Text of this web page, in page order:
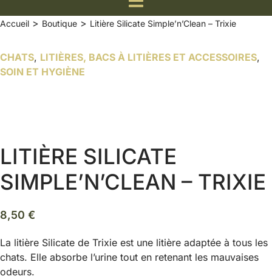
Accueil > Boutique > Litière Silicate Simple’n’Clean – Trixie
CHATS, LITIÈRES, BACS À LITIÈRES ET ACCESSOIRES,
SOIN ET HYGIÈNE
LITIÈRE SILICATE
SIMPLE’N’CLEAN – TRIXIE
8,50 €
La litière Silicate de Trixie est une litière adaptée à tous les
chats. Elle absorbe l’urine tout en retenant les mauvaises
odeurs.